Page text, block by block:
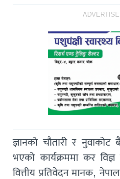
ज्ञानको चौतारी र
भएको कार्यक्रममा कर
वित्तीय प्रतिवेदन मानक,